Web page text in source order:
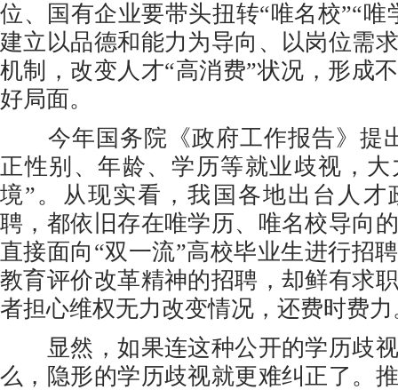
位、国有企业要带头扭转“唯名校”“唯
建立以品德和能力为导向、以岗位需
机制，改变人才“高消费”状况，形成
好局面。
今年国务院《政府工作报告》提
正性别、年龄、学历等就业歧视，
境”。从现实看，我国各地出台人才
聘，都依旧存在唯学历、唯名校导向
直接面向“双一流”高校毕业生进行招
教育评价改革精神的招聘，却鲜有求
者担心维权无力改变情况，还费时费力
显然，如果连这种公开的学历歧视
么，隐形的学历歧视就更难纠正了。